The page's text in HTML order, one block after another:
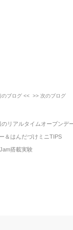
のブログ << >> 次のブログ
リアルタイムオープンデ
＆はんだづけミニTIPS
搭載実験